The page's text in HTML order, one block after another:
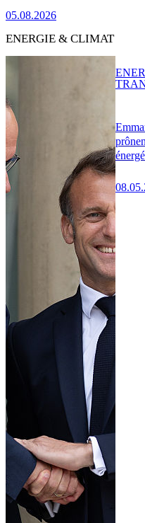
05.08.2026
ENERGIE & CLIMAT